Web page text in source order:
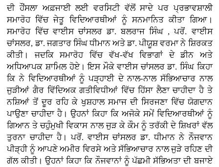
ਦੀ ਹੌਂਸਲਾ ਅਫ਼ਜਾਈ ਲਈ ਵਰਸਿਟੀ ਵੱਲੋਂ ਸਾਦੇ ਪਰ ਪ੍ਰਭਾਵਸ਼ਾਲੀ
ਸਮਾਰੋਹ ਵਿੱਚ ਜੇਤੂ ਵਿਦਿਆਰਥੀਆਂ ਨੂੰ ਸਨਮਾਨਿਤ ਕੀਤਾ ਗਿਆ।
ਸਮਾਰੋਹ ਵਿੱਚ ਵਾਈਸ ਚਾਂਸਲਰ ਡਾ. ਬਲਰਾਜ ਸਿੰਘ , ਪਰੋਂ. ਵਾਈਸ
ਚਾਂਸਲਰ, ਡਾ. ਜਗਤਾਰ ਸਿੰਘ ਧੀਮਾਨ ਅਤੇ ਡਾ. ਪੀਯੂਸ਼ ਵਰਮਾ ਨੇ ਸ਼ਿਰਕਤ
ਕੀਤੀ। ਜਦਕਿ ਸਮਾਰੋਹ ਵਿੱਚ ਵੱਖ-ਵੱਖ ਵਿਭਾਗਾਂ ਦੇ ਡੀਨ ਅਤੇ
ਅਧਿਆਪਕ ਸ਼ਾਮਿਲ ਹੋਏ। ਇਸ ਮੌਕੇ ਵਾਈਸ ਚਾਂਸਲਰ ਡਾ. ਸਿੰਘ ਕਿਹਾ
ਕਿ ਨੇ ਵਿਦਿਆਰਥੀਆਂ ਨੂੰ ਪੜ੍ਹਾਈ ਦੇ ਨਾਲ-ਨਾਲ ਸੱਭਿਆਚਾਰ ਨਾਲ
ਜੁੜੀਆਂ ਗੈਰ ਵਿੱਦਿਅਕ ਗਤੀਵਿਧੀਆਂ ਵਿੱਚ ਹਿੱਸਾ ਲੈਣਾ ਚਾਹੀਦਾ ਹੈ ਤੇ
ਨਸ਼ਿਆਂ ਤੋਂ ਦੂਰ ਰਹਿ ਕੇ ਖੁਸ਼ਹਾਲ ਸਮਾਜ ਦੀ ਸਿਰਜਣਾ ਵਿੱਚ ਯੋਗਦਾਨ
ਪਾਉਣਾ ਚਾਹੀਦਾ ਹੈ। ਉਹਨਾਂ ਕਿਹਾ ਕਿ ਅਜੋਕੇ ਸਮੇਂ ਵਿਦਿਆਰਥੀਆਂ ਨੂੰ
ਗਿਆਨ ਤੇ ਚਹੁੰਮੁਖੀ ਵਿਕਾਸ ਨਾਲ ਜੁੜ ਕੇ ਕੌਮ ਨੂੰ ਤਰੱਕੀ ਦੇ ਸ਼ਿਖਰਾਂ ਵੱਲ
ਤੁਰਨਾ ਚਾਹੀਦਾ ਹੈ। ਪਰੋਂ. ਵਾਈਸ ਚਾਂਸਲਰ ਡਾ. ਧੀਮਾਨ ਨੇ ਨੌਜਵਾਨ
ਪੀੜ੍ਹੀ ਨੂੰ ਆਪਣੇ ਅਮੀਰ ਵਿਰਸੇ ਅਤੇ ਸੱਭਿਆਚਾਰ ਨਾਲ ਜੁੜੇ ਰਹਿਣ ਦੀ
ਗੱਲ ਕੀਤੀ। ਉਹਨਾਂ ਕਿਹਾ ਕਿ ਨੌਜਵਾਨਾਂ ਨੂੰ ਪੱਛਮੀ ਸੱਭਿਅਤਾ ਦੀ ਬਜਾਏ